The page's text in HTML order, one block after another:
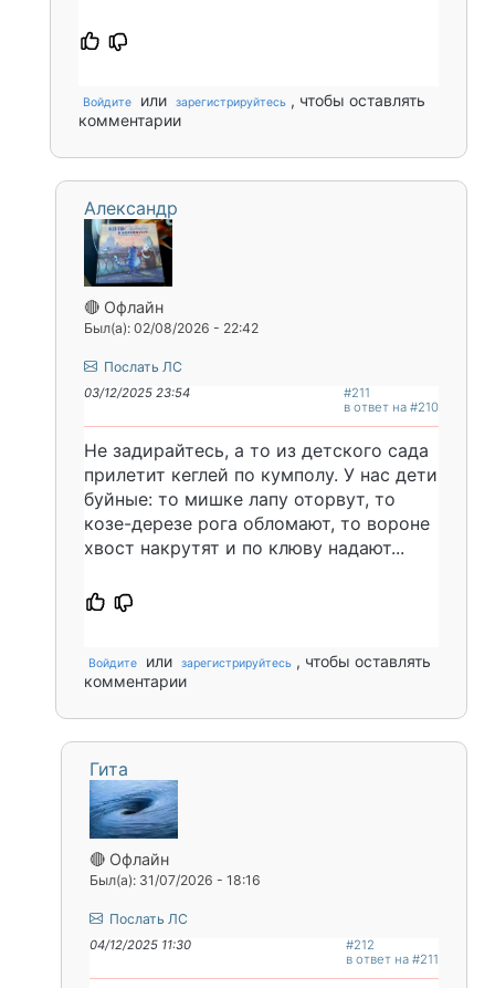
Войдите или зарегистрируйтесь , чтобы оставлять
комментарии
Александр
🔴 Офлайн
Был(а): 02/08/2026 - 22:42
Послать ЛС
03/12/2025 23:54
#211
в ответ на #210
Не задирайтесь, а то из детского сада
прилетит кеглей по кумполу. У нас дети
буйные: то мишке лапу оторвут, то
козе-дерезе рога обломают, то вороне
хвост накрутят и по клюву надают...
Войдите или зарегистрируйтесь , чтобы оставлять
комментарии
Гита
🔴 Офлайн
Был(а): 31/07/2026 - 18:16
Послать ЛС
04/12/2025 11:30
#212
в ответ на #211